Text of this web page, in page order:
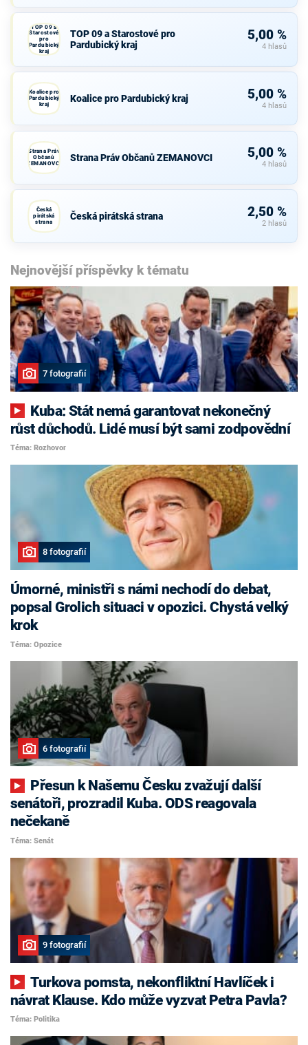
TOP 09 a
Starostové
pro
Pardubický
kraj
TOP 09 a Starostové pro
Pardubický kraj
5,00 %
4 hlasů
Koalice pro
Pardubický
kraj
Koalice pro Pardubický kraj 5,00 %
4 hlasů
Strana Práv
Občanů
ZEMANOVCI
Strana Práv Občanů ZEMANOVCI 5,00 %
4 hlasů
Česká
pirátská
strana
Česká pirátská strana 2,50 %
2 hlasů
Nejnovější příspěvky k tématu
7 fotografií
růst důchodů. Lidé musí být sami zodpovědní
Téma: Rozhovor
8 fotografií
Úmorné, ministři s námi nechodí do debat,
popsal Grolich situaci v opozici. Chystá velký
krok
Téma: Opozice
6 fotografií
senátoři, prozradil Kuba. ODS reagovala
nečekaně
Téma: Senát
9 fotografií
Turkova pomsta, nekonfliktní Havlíček i
návrat Klause. Kdo může vyzvat Petra Pavla?
Téma: Politika